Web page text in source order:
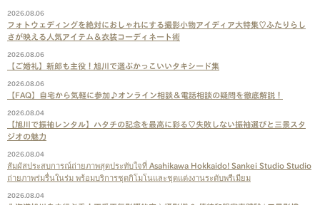
2026.08.06
フォトウェディングを絶対におしゃれにする撮影小物アイディア大特集♡ふたりらし
さが映える人気アイテム＆衣装コーディネート術
2026.08.06
【ご婚礼】新郎も主役！旭川で選ぶかっこいいタキシード集
2026.08.06
【FAQ】自宅から気軽に参加♪オンライン相談＆電話相談の疑問を徹底解説！
2026.08.04
【旭川で振袖レンタル】ハタチの記念を最高に彩る♡失敗しない振袖選びと三景スタ
ジオの魅力
2026.08.04
สัมผัสประสบการณ์ถ่ายภาพสุดประทับใจที่ Asahikawa Hokkaido! Sankei Studio Studio
ถ่ายภาพร่มรื่นในร่ม พร้อมบริการชุดกิโมโนและชุดแต่งงานระดับพรีเมียม
2026.08.04